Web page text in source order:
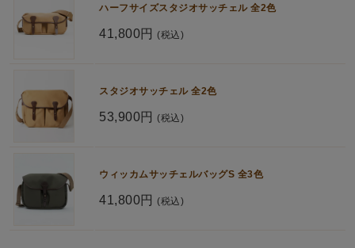
ハーフサイズスタジオサッチェル 全2色
41,800円 (税込)
スタジオサッチェル 全2色
53,900円 (税込)
ウィッカムサッチェルバッグS 全3色
41,800円 (税込)